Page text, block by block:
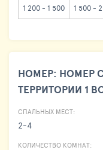
1 200 - 1 500 1 500 -
НОМЕР: НОМЕР
ТЕРРИТОРИИ 1
СПАЛЬНЫХ МЕСТ:
2-4
КОЛИЧЕСТВО КОМНАТ: